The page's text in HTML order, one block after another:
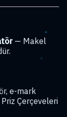
— Makel
e-mark
Çerçeveleri